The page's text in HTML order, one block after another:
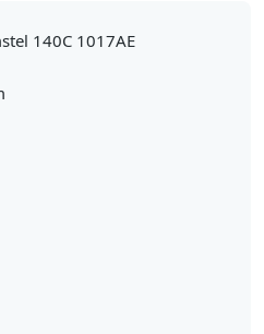
140C 1017AE